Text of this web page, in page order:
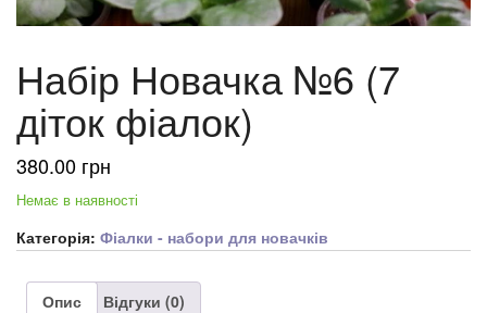
Набір Новачка №6 (7
діток фіалок)
380.00 грн
Немає в наявності
Категорія: Фіалки - набори для новачків
Опис Відгуки (0)